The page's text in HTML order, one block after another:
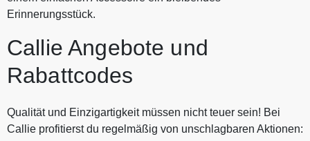
Erinnerungsstück.
Callie Angebote und
Rabattcodes
Qualität und Einzigartigkeit müssen nicht teuer sein! Bei
Callie profitierst du regelmäßig von unschlagbaren Aktionen: